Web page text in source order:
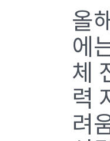
올
에
체
력
려